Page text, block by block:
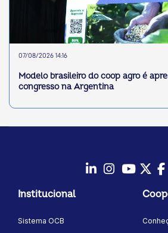
07/08/2026 14:16
Modelo brasileiro do coop agro é
congresso na Argentina
Institucional
Sistema OCB